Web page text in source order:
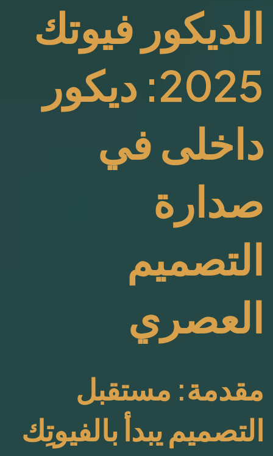
الديكور فيوتك
2025: ديكور
داخلى في
صدارة
التصميم
العصري
مقدمة: مستقبل
التصميم يبدأ بالفيوتِك